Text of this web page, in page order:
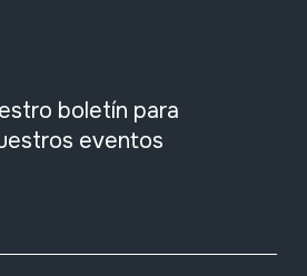
boletín para
eventos